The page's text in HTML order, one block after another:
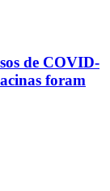
de COVID-
foram